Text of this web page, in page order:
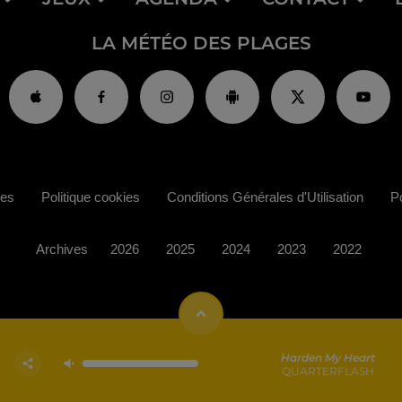
LA MÉTÉO DES PLAGES
Harden My Heart
QUARTERFLASH
Politique cookies Conditions Générales d'Utilisation
Archives 2026 2025 2024 2023 2022